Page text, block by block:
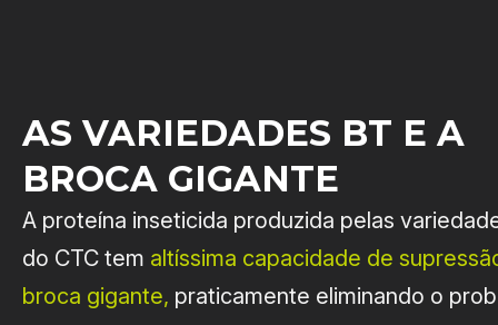
AS VARIEDADES BT E A
BROCA GIGANTE
A proteína inseticida produzida pelas
do CTC tem altíssima capacidade de
broca gigante, praticamente eliminando o